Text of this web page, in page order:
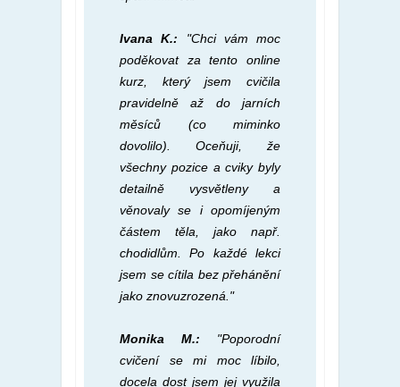
Ivana K.: "Chci vám moc
poděkovat za tento online
kurz, který jsem cvičila
pravidelně až do jarních
měsíců (co miminko
dovolilo). Oceňuji, že
všechny pozice a cviky byly
detailně vysvětleny a
věnovaly se i opomíjeným
částem těla, jako např.
chodidlům. Po každé lekci
jsem se cítila bez přehánění
jako znovuzrozená."
Monika M.: "Poporodní
cvičení se mi moc líbilo,
docela dost jsem jej využila